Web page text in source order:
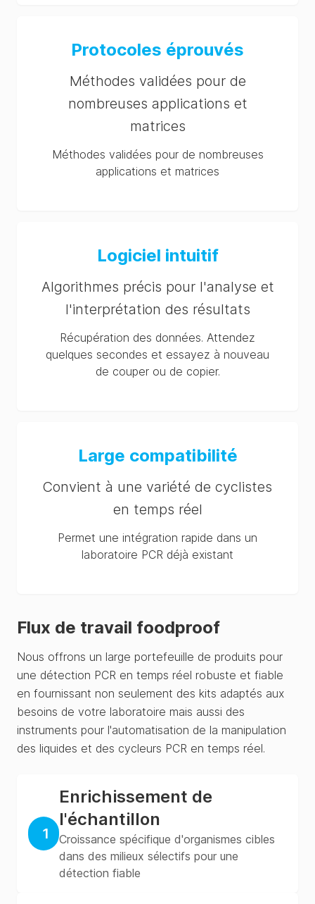
Protocoles éprouvés
Méthodes validées pour de
nombreuses applications et
matrices
Méthodes validées pour de nombreuses
applications et matrices
Logiciel intuitif
Algorithmes précis pour l'analyse et
l'interprétation des résultats
Récupération des données. Attendez
quelques secondes et essayez à nouveau
de couper ou de copier.
Large compatibilité
Convient à une variété de cyclistes
en temps réel
Permet une intégration rapide dans un
laboratoire PCR déjà existant
Flux de travail foodproof
Nous offrons un large portefeuille de produits pour
une détection PCR en temps réel robuste et fiable
en fournissant non seulement des kits adaptés aux
besoins de votre laboratoire mais aussi des
instruments pour l'automatisation de la manipulation
des liquides et des cycleurs PCR en temps réel.
1
Enrichissement de
l'échantillon
Croissance spécifique d'organismes cibles
dans des milieux sélectifs pour une
détection fiable